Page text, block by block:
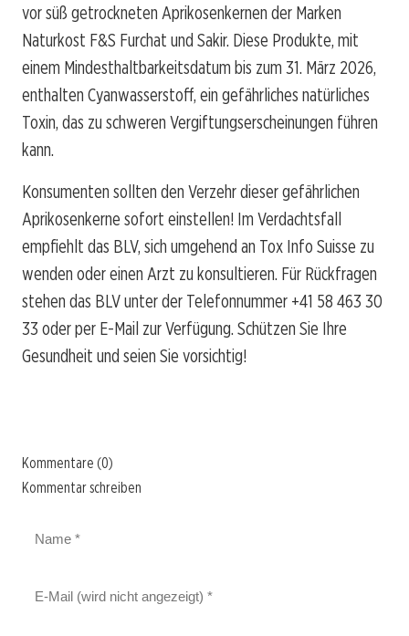
vor süß getrockneten Aprikosenkernen der Marken
Naturkost F&S Furchat und Sakir. Diese Produkte, mit
einem Mindesthaltbarkeitsdatum bis zum 31. März 2026,
enthalten Cyanwasserstoff, ein gefährliches natürliches
Toxin, das zu schweren Vergiftungserscheinungen führen
kann.
Konsumenten sollten den Verzehr dieser gefährlichen
Aprikosenkerne sofort einstellen! Im Verdachtsfall
empfiehlt das BLV, sich umgehend an Tox Info Suisse zu
wenden oder einen Arzt zu konsultieren. Für Rückfragen
stehen das BLV unter der Telefonnummer +41 58 463 30
33 oder per E-Mail zur Verfügung. Schützen Sie Ihre
Gesundheit und seien Sie vorsichtig!
Kommentare (0)
Kommentar schreiben